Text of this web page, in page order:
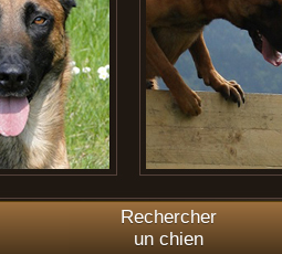
Rechercher
un chien